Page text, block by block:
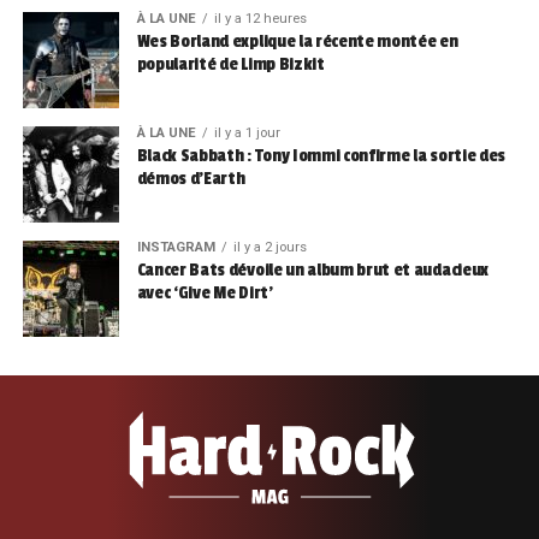
À LA UNE il y a 12 heures
Wes Borland explique la récente montée en
popularité de Limp Bizkit
À LA UNE il y a 1 jour
Black Sabbath : Tony Iommi confirme la sortie des
démos d’Earth
INSTAGRAM il y a 2 jours
Cancer Bats dévoile un album brut et audacieux
avec ‘Give Me Dirt’